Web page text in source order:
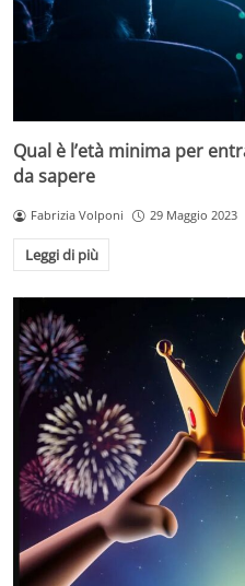
Qual è l’età minima per
da sapere
Fabrizia Volponi 29 Maggio 2023
Leggi di più